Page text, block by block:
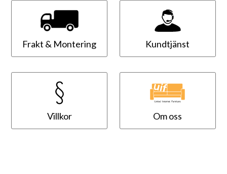
Frakt & Montering Kundtjänst
Villkor Om oss